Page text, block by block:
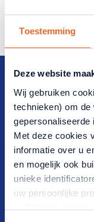
Toestemming
Deze website
Wij gebruiken
technieken) om de
gepersonaliseerde
Met deze cookies
informatie over u
en mogelijk ook
unieke
uw persoonlijke
website en
Direct naar
Veelgestelde
Vrijwilligers(werk)